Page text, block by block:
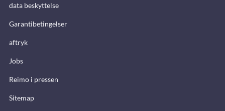
data beskyttelse
Garantibetingelser
aftryk
Jobs
Reimo i pressen
Sitemap